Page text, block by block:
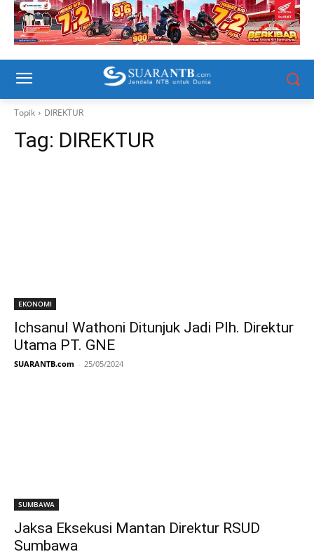
Topik DIREKTUR
Tag: DIREKTUR
EKONOMI
Ichsanul Wathoni Ditunjuk Jadi Plh. Direktur
Utama PT. GNE
SUARANTB.com - 25/05/2024
SUMBAWA
Jaksa Eksekusi Mantan Direktur RSUD
Sumbawa